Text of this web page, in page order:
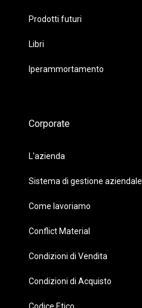
Prodotti futuri
Libri
Iperammortamento
Corporate
L'azienda
Sistema di gestione aziendale
Come lavoriamo
Conflict Material
Condizioni di Vendita
Condizioni di Acquisto